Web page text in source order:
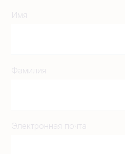
Имя
Фамилия
Электронная почта